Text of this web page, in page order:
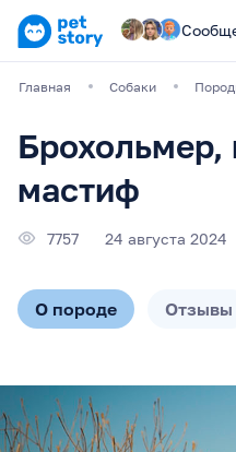
Главная Собаки
Брохольмер,
мастиф
7757 24 августа 2024
О породе Отзывы